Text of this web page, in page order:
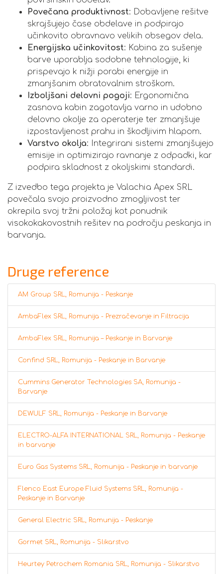
Povečana produktivnost: Dobavljene rešitve
skrajšujejo čase obdelave in podpirajo
učinkovito obravnavo velikih obsegov dela.
Energijska učinkovitost: Kabina za sušenje
barve uporablja sodobne tehnologije, ki
prispevajo k nižji porabi energije in
zmanjšanim obratovalnim stroškom.
Izboljšani delovni pogoji: Ergonomična
zasnova kabin zagotavlja varno in udobno
delovno okolje za operaterje ter zmanjšuje
izpostavljenost prahu in škodljivim hlapom.
Varstvo okolja: Integrirani sistemi zmanjšujejo
emisije in optimizirajo ravnanje z odpadki, kar
podpira skladnost z okoljskimi standardi.
Z izvedbo tega projekta je Valachia Apex SRL
povečala svojo proizvodno zmogljivost ter
okrepila svoj tržni položaj kot ponudnik
visokokakovostnih rešitev na področju peskanja in
barvanja.
Druge reference
AM Group SRL, Romunija - Peskanje
AmbaFlex SRL, Romunija - Prezračevanje in Filtracija
AmbaFlex SRL, Romunija – Peskanje in Barvanje
Confind SRL, Romunija - Peskanje in Barvanje
Cummins Generator Technologies SA, Romunija -
Barvanje
DEWULF SRL, Romunija - Peskanje in Barvanje
ELECTRO-ALFA INTERNATIONAL SRL, Romunija - Peskanje
in barvanje
Euro Gas Systems SRL, Romunija - Peskanje in barvanje
Flenco East Europe Fluid Systems SRL, Romunija -
Peskanje in Barvanje
General Electric SRL, Romunija - Peskanje
Gormet SRL, Romunija - Slikarstvo
Heurtey Petrochem Romania SRL, Romunija - Slikarstvo